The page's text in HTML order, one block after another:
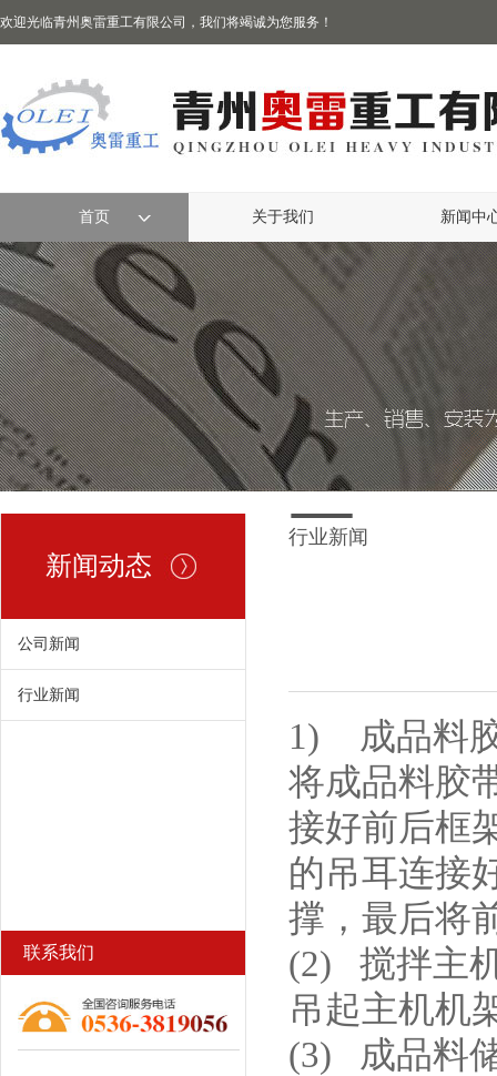
欢迎光临青州奥雷重工有限公司，我们将竭诚为您服务！
首页 关于我们 新闻中
新闻动态
公司新闻
行业新闻
联系我们
行业新闻
1)
成品料
将成品料胶
接好前后框
的吊耳连接
撑，最后将
(2)
搅拌主
吊起主机机
(3)
成品料